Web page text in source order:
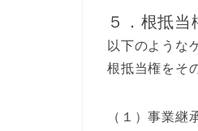
５．根抵
以下のような
根抵当権をそ
（１）事業継